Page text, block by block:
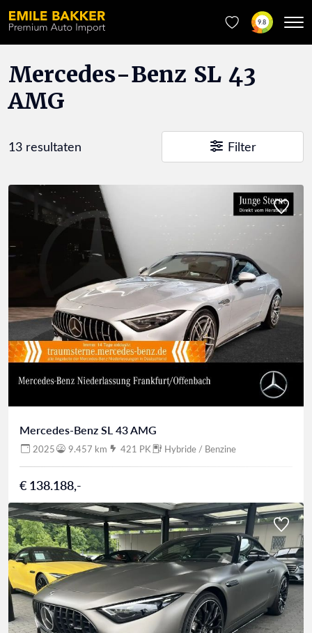
9.8
Mercedes-Benz SL 43
AMG
13 resultaten Filter
Mercedes-Benz SL 43 AMG
2025 9.457 km 421 PK Hybride / Benzine
€ 138.188,-